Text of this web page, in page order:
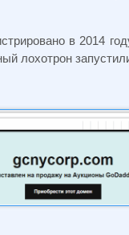
в 2014
лохотрон